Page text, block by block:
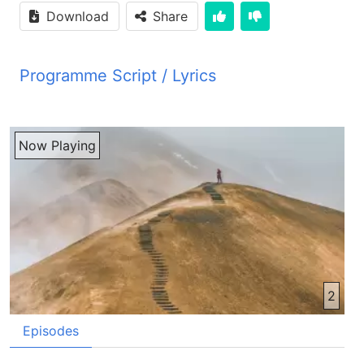
Download Share
Programme Script / Lyrics
PYM JBZ جلال جان و زبرای جان به درس امروز خوش آمدین خوش باشین استاد تشکر استاد خوش باشین خدا شکر به شوق علاقه شما که به ای درس هایی که برنامه بیام را پیروی کنست شما دارین هر کس اگر از ای درس‌ها بخوانه و در باری از او معلومات پیدا کنه می‌‌تانه بفهمه که ایمان مسیحی چیست و به چی ترتیب یک شخص می‌‌تانه که مسیح شد استاد من از شما چیپت کنم امیروز اول که شما اون درس‌ها را دادین پیش ازی که شما درستانا به آخر برسانید من پیش خود فکر کردم که ای درس‌ها چندان مهم نیست و برای ما فایده نخواد کرد ولی بعد از او که درس ختم شد من آلی می‌‌فهم که ای درس‌ها چقدر مهم است استاد من از شما چیپت کنم از بسیار وقت است که دل ما یک تشنگی عجیب غریب برای شناختن خوب تر ایسای مسیح پیدا شده من می‌‌خواهم که ای درس‌ها را هیچوقت ناغه نکنم تا که بتانم زیادتر برای ایسای مسیح بفهمم خوب شما حاضر استین که به درس امروز شروع کنیم؟ بله استاد استاد ما هم حاضر استم خوب جلال جان به ما گفته می‌‌تانی که خدا ما را برای چی خلق کد؟ بله استاد خدا ما را برای ای خلق کده که گپ او را قبول کنیم و او بواسطه پیغمبرهای خود برای ما فهمانده که کدام کار خوب است و کدام کار بد خوب؟ نه استاد اتر نیست ما درس گذشته خواندیم که خدا ما را تصوفی خلق نکده بلکه او ما را برای ای خلق کده که او را خوب تر بشناسیم و امراه او دوستی داشته باشیم آه ازمرایی جان ما باز در فکر قدیم بودم و امو فکرهای قدیمم سرما زوراور شده بود آله ما فهمیدم که ما در درس گذشته خواندیم که خدا ما را برای ای خلق کده که ما او را خوب تر بشناسیم خوب ازمرایی جان ما یک سوال از خودت دارم خودت گفتی که خدا ما را برای ای خلق کده که او را خوب تر بشناسیم و با او نزدیک باشیم آله ای را برای ما گفته می‌‌تونی که خدا کی را در بین ما راوان کد که به شناختار او ما می‌‌تونیم که خدا را خوب تر بشناسیم او انژیل مقدس را راوان کد که به خاندن او می‌‌تونیم خدا را خوب تر و بهتر بشناسیم استاد خدا***ی ساحی مسیر را راوان کد که به شناختار خوب تر یسای مسیما می‌‌تونیم خدا را بشناسیم یعنی هر چکر که ما جسدی مسیر زیاده تر بشناسیم اونمه قدر ما می‌‌تونیم که خدا را زیادتر بشناسیم بسیار خوب جلال جان ما وقتی ایسای مسیر خوب تر بشناسیم که چیکنیم ما پیروی شویم ما در باری یکی از شاگرده ایسای مسیر از انژیل مقدس خاندیم که او برای پیروی کنن از ایسای مسیر چار قدم را برداشت شما می‌‌تونین بگوین که او آدم کی بود؟ آه او شمون پترست بود بله درسته درسته جلال جان شما گفته می‌‌تونین که شمون پترست کدام قدم را برداشت؟ شمون پترست وقتی که به طرف قدرت و پاکی ایسای مسیر دید خود را بسیار گناهگار فکر کرد بله و از گناهی که کرده بود او بسیار پیش امان بود خوب مگرم اصطحاد اون قدم دیگهش از این آدم رفته خوب بسیار تشکر که از درچه گذشته این قدر هم بیایاتان مانده باید متوجیه باشین که ما هر دفعه پیش از شروع کدار درست نو درست گذشته را یک کم مرور می‌‌کنیم ما در درست گذشته صرف در باری قدم اول شمون گفت شدیم در درست امروز ما در باری سی قدم دیگه که شمون پترست برای شاگرس شدن ایسای مسیر را داشته در باری او گفت می‌‌تونیم استاد ما می‌‌خوایم که در باری قدم هایی که شمون پترست برای پیروی شدن ایسای مسیر را داشته خوب بفهمم تا که بتانم پیروی حقیقی و صحیح ایسای مسیر شوم اوز مرای جان ما فکر می‌‌کنم که پیروی ایسای مسیر شدن اینقدر کار آسان نیست خدا می‌‌دانه که پیروی ایسای مسیر شدن چقدر شرط و شرایط کار داره نه جلال جان اطور نیست خوب اگر با سبر این درسه‌ها را شما تاقیب بکنین می‌‌فهمین که یک شخص چطور می‌‌تونه که پیروی ایسای مسیر شدن ما یک چیز را می‌‌خوایم که به شما بگویم که او ایست که این درسه هایی که ما و شما می‌‌خوانیم ای بشکل کتاب چاب شده هم است هر کسی که می‌‌خوای کتاب این درسه‌ها را داشته باشه چی کنه او به صدای زندگی تلفون کنه و از طریق صدای زندگی این کتاب را بهش روان می‌‌کنن من می‌‌خوایم که کتابی درسه‌ها را داشته باشم که هر وقت او را در خانه هم بخوانم بسیار خوب ما تا بالا در باره درس گذشته گفتیدیم آله به درس نو شروع می‌‌کنیم شنونده عزیز اگر در مورد برنامه‌های ما نظرات انتقادات و پیشنهادات داشته باشید می‌‌توانید به این نمبر تلفون با ما درتماس شوید در شروع درس نو امو قسمت را که از انجیل مقدس را درس گذشته خوانده بودیم آله یک دفعه دیگه او را می‌‌خوانیم که تا او قسمت‌ها با یاد ما بیاید و بعد از او درس نو شروع می‌‌کنیم من او قسمت‌ها از انجیل مقدس می‌‌خوانم یک روز عیسا در کنار بهیری جنسارت استاده بود و مردم به طرف او حجوم آورده بودند تا کلام خدا را از زبان او بشنوند عیسا ملاحظه کرد که دو کشتی در آنجا لنگر انداختند و ماهیگیران پیاده شده بودند تا تورهای خود را بشویند عیسا با یکی از کشتی هایی که متعلق به شمون بود سوار شد و از او تخوازا کرد که کمی از صاحل دور شود و در حاله که در کشتی ریشسته بود به تعلیم مردم پرداخت در پایان صحبت به شمون گفت با قسمت‌های امیق آب بران و تورهایتان را برای سید به آب بیندازید شمون جواب داد ای استاد ما تمام شب زحمت کشیدیم اصلا چیز نگرفتیم اما حالا که تو می‌‌فرمایی من تورها را می‌‌اندازم آنها چونین کردن و آنقدر ماهی سید کردن یار شکار کردن که نزدیک بود تورهایشان پاره شود پس به همکاران خود که در کشتی دیگر بودن اشاره کردن که به کمک آنها بیاین اشان آمدن و هر دو کشتی را از ماهی پر کردن به طوری که نزدیک بود غرق شود وقتی شمون پتروس متوجه شد که چی واقعی شده پیش ایسا زانو زد و عرض کرد ای خداوند از پیش من برو چون من خطاکانم او و همه هی همکارانش از سیدی که شده بود متحیر بودن یعنی حیران مانده بودن همکاران او یعقوب و یوهنا پسران زبیدی نیز همان حال را داشتند ایسا به شمون فرمود نترس از این پس مردم را سید خواهی کرد به محض این که کشتی‌ها را به خشکی آوردن همه چیز را رها کردن و به دنبال او رفتند استاد ما این قسمت را در درست گذاشته هم خانده بودیم بله برای این من دوباره این قسمت را خاندم که قصی پیروی شدن پتروس از ایسای مسیح یک دفعه دیگه هم با یاد ما بیاه سنونده ی عزیز اگر به انترنت دست رسیدارین می‌‌تونین به این آدرست بما ایمیل نوشته کنین روشن ات افغان دیدیو نقطه او آرژی اسپیل روشن آر او اس اچ ای ام خب استاد قدم دگه پتروس چیست؟ قدم دوم شمون پتروس برای پیروی شدن ایسای مسیح ای بود که او ارزش پیروی شدن ایسای مسیح را فهمید وقتی که شما می‌‌خواین یک سپورت را یاد بگیرین یا یک سپورت را پیش ببرین مثل کاراتا یا فوتبال یا هر سپورت دیگه که باشه شما چی می‌‌کنین برای خود یک استاد پیدا می‌‌کنین و با پیروی کدن از استادتان می‌‌خواین که مثل استادتان شوید و کاراتا را خوب یاد بگیرین پیروی کدن از استادتان ای تور هم ساده هم نیست شما باید چیکنین پیسه بتین شما باید وقتتان را مصرف کنین شما باید زحمت بکشین که چی شوید پیروی استادتان شوید و چیز را که استادتان یاد دارد که شما هم یاد بگیرین پیتروس هم فهمید که پیروی شدن ایسای مسیح چی ارزش دارد چی فکر می‌‌کنین وقتی که پیتروس معجزه ایسای مسیح را دید و فهمید که او می‌‌تونه یک استاد بسیار با خدرت و نیرو مند است و برای پیروی کدن از ایسای مسیح در اول دل او چی پیدا شده باشه چی خواهد گشته باشه آقا اطمان دلش گشته باشه امودر که ایسای مسیح پاق مقدس است او هم باید کوشش کنه که دیگر گناه نکنه ما فکر می‌‌کنم که او فکر خواهد کده باشه که اگر ما پیروی ایسای مسیح شوم کارم چطور خواهد شد و یا شاید او این فکر کده باشه هم که اگر ما پیروی ایسای مسیح شوم دیگر رفقه هم چطور خواهد شد ساتریم چطور خواهد شد پس ما باید از اینها تیر شوم استاد قدم دوم شامون ای بود که فهمید پیروی شدن ایسای مسیح بر اون چقدر مهم است استاد آلی با یادم آمد شامون فهمید وقت که پیروی ایسای مسیح شوم او خدا را شخصا می‌‌شناسه و با اون رابطه بسیار نزدیک پیدا می‌‌کنه و از این طریق یک آرامش هم نصیبش میشه بله پیروی شدن ایسای مسیح مفت هم نیست و هر کسی که از ایسای مسیح پیروی می‌‌کنه باید یک قیمت هم به اون بپردازه قیمت که او باید بپردازه اویست که تحمل کدن مشکلات است کسی که پیروی ایسای مسیح میشه او باید از بسیار چیزهای دنیایی تیر شد مثلا شاید از کار خود تیر شد و یا ممکن است که خیشا و فامیلش امرای دشمنی کنند و مخالفت کنند و یا او مجبور شد که از فامیل خود دور شد و کدام جای دیگر برد این گفت‌های شما کاملا درست است شمون پتروس این را هم فکر کرده باشه از یک طرف وقتی که پیروی ایسای مسیح شده می‌‌تونه خدا را خوبتر بشناسه و دلش که بخاطر شناختن خوب خوبتر خدا می‌‌تپید او آرام میشه اما از طرف دیگر او با بسیار جنجال‌ها روبرو خواد شد او کار خود از دست خواد داد او دوست‌های خود از دست خواد داد شاید مردم او را بد بگوین و دیگر خیشایش امرای او گب نزنن شما چی فکر می‌‌کنین؟ که‌های ایسای مسیح در بین ما در این افغانستان جسمان ظاهر شوه و ما خوب بفهمیم که او بر حق هم است بر پیروی کدن از او چی سوال در دل شما پیدا خواد شد؟ استاد من فکر می‌‌کنم اولین سوال که در دل ما پیدا خواد شد ای خواد بود که اگر ما پیروی ایسای مسیح شویم و مردم هم از ای خبر شوه اونا با ما چی خواد کدن؟ آیا اونا ما را زنده خواد ماندن؟ من خودم هر وقت که در باره پیروی شدن ایسای مسیح فکر می‌‌کنم ای سوال در ذهنم پیدا میشه اگر فامیلم خبر شوه اونا چی خواد گفتن؟ خوب ورداشتن قدم دوم که فامیدن عرضش پیروی شدن ایسای مسیح بر هر کس که می‌‌خوای پیروی ایسای مسیح شوه مثل قدم اول بسیار زیاد باهم است یک دفعه ایسای مسیح در این باره می‌‌فرماید پاترهای آسمانی همچنین مانند تاجر است که در جستجوه مرواریت‌های زیبا بود شما می‌‌فهمین که مرواریت چی است؟ بله آه بله فامیدم استاد مرواریت امو دانهای قیمتی است وقتی که مرواریت بسیار گرانبه‌های پیدا کرد رفته تمام دارائی خود را فروخت و آن را خرید ازماره جان چی فکر می‌‌کنی؟ پیروی شدن ایسای مسیح هم مثل اون مرواریت بسیار قیمتی است یا نیست؟ به نظر من خوب پیروی شدن ایسای مسیح عرضشی را داره که آدم به خاطر او از هر چیز خود تیر شد استاد ای برای ما بسیار گرانب تمام نمی شد؟ جناز جان این مربوطی است که یک آدم در باری عرضش پیروی شدن ایسای مسیح چقدر می‌‌فهمه پیروی شدن ایسای مسیح مثل انتخاب کدن زندگی و مرگ است پیروی کدن از ایسای مسیح به مانع شناختن خوبتر خدا دوست شدن به او و زندگی کدن همیشگی به او و زنده ماندن عبدی است آقایا این عرضش ایره نداره که به دست آوردن او آدم هر چیز قربانش کنه؟ استاد من خود فکر می‌‌کنم که ما هر قیمت را که به خاطر پیروی شدن ایسای مسیح بتیم باز هم شیرین می‌‌عرضه جناز جان وقتی که تو تصمیم بگیری که پیروی ایسای مسیح شدی چی فکر بیکری؟ خودت چی چیز عرضش خود دادی؟ بسیار چیز‌ها را استاد مثلا ما همون دوست هایی که بسیار مذهبی ستن اونا از ما خواد بسیار خفش شدن و از ما خواد دوری کدن و دیگر چیز‌ها را مثلا یکان وقت که ما می‌‌خواییم که خود را از یک کار خلاص کنم یکان دروغ میگم دیگر ما باید دروغ هم نگویم و از همه شکل ایکی بسیار برای من مهم است که استادی است که من همون دوست‌ها و رفیقهای خود را عزیز می‌‌کنم که اگر اونا خبر شده که ما پیروی ایسای مسیح شدیم اونا خواد چی گفتن؟ شما زماره جان چی چیز عرضش خود دادین؟ استاد ما در این باره بسیار فکر کردیم فامیل و خیشه‌های من امراهیم بسیار مخالفت خواد کدن کچگی‌ها و دیگر مردم هم هر چیز خواد گفتن اما بازم من می‌‌خوایم که ایسای مسیح را خوب بشناسم وقتی که فهمیدم که پیروی کدن از ایسای مسیح واقعا مثل امور واردی قیمتی است که به هر چیز می‌‌عرضه من پروای چیزها را نمی کنم و پیروی ایسای مسیح می‌‌شوم بسیار علاق شما باید به یک نقطه خوب متوجه باشین که ایسای مسیح بخاطر ما بسیار جیاد قربوری داده او خدا به روی سلیم قربان ما کد پیش ازی که ما بخاطر او چیز را قربانی بتیم او پیشتر از او جان خدا قربان ما کد ما
Now Playing
2
Episodes